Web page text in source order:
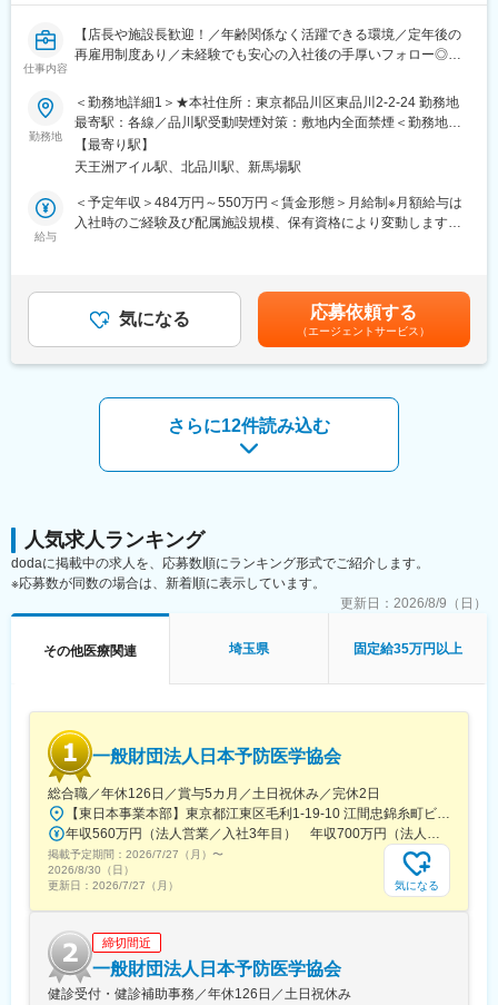
・本社への出社はほぼなく、リハビリを導入している施設（有料
老人ホーム）への訪問がメインになります。※直行直帰可能です。
変更の範囲：会社の定める業務
入居者を支援。手厚い人員配置（基本2:1）を実施しています。
十分に確保。サービス品質向上に主体的に取り組める環境です。
■教育体制
異業種出身者向け専用研修や現場OJT、介護職員初任者研修取得
ます。
暇制度やスタッフルーム・仮眠室完備など働きやすさに配慮した
環境です。
■想定されるキャリアパス
■企業の特徴/魅力
“ご自身らしい生活”を支える理念を追求し、テクノロジー活用や柔
軟な働き方推進など時代に即した運営を実現しています。
介護付有料老人ホームの運営、独自の「ライフマネージャー」に
よるライフプラン提案、自律型エンタテインメントロボットやIT
システム導入による先進的な介護サービスを提供しています。
変更の範囲：会社の定める業務
仕事内容
【店長や施設長歓迎！／年齢関係なく活躍できる環境／定年後の
再雇用制度あり／未経験でも安心の入社後の手厚いフォロー◎／
経営体制】
【業務内容】
当社の運営する有料老人ホーム・サービス付き高齢者向け住宅の
施設長をお任せします。施設長同士の横のつながりや、ICTによる
業務効率化により、介護未経験の方でも安心してキャッチアップ
していける環境です！
・ご家族さまへの連絡・相談・契約
・従業員の人事評価、面談
・病院・関係機関からの相談獲得
・新規施設開設時の入居者誘致活動
・地域イベントの開催（夏祭り・お遊戯会等）
【当社で務めるやりがい】
す。
＜具体的な取り組み＞
・パイロットとして長い間勤務されていた入居者様の、「羽田空
港にもう一度行ってみたい」という要望を叶え、思い出の場所で
ある羽田空港にお連れしたことがあります！
他にも沖縄旅行やカラオケ大会など、入居者様おひとりでは実現
は当社ならではのやりがいです！
【入社後の流れ／手厚い研修内容】
■入社後は6か月かけて1都3県のエリアの施設を回り、施設の雰囲
気を知っていただきます。また、その間に渉外活動や介護の専門
知識、労務管理や請求関係の知識など仕事に必要なスキルのキャ
ッチアップを行っていただきます。その後、本人の適性や居住
地、会社の人員配置など様々な要素を鑑みて配属先を決定いたし
ます。
2017年7月に施設長給与体系の大幅見直しを行い、年間想定給与
がベテラン施設長で660万円と、他業界の管理職と比較しても遜
色のない水準に引き上げました。介護業界の仕事＝「賃金が安
く、仕事がきつい」という根深いイメージを覆し、他業界の優秀
勤務地
＜勤務地詳細1＞★本社住所：東京都品川区東品川2-2-24 勤務地
最寄駅：各線／品川駅受動喫煙対策：敷地内全面禁煙＜勤務地詳
細2＞一都三県の事業所住所：東京都／千葉県／埼玉県／神奈川県
のいずれか施設にご希望や適性を鑑みて配属します。 受動喫煙対
【最寄り駅】
天王洲アイル駅、北品川駅、新馬場駅
給与
＜予定年収＞484万円～550万円＜賃金形態＞月給制※月額給与は
入社時のご経験及び配属施設規模、保有資格により変動します＜
425,000円（一律手当を含む）＜昇給有無＞有＜残業手当＞有＜
給与補足＞■賞与：2回■年収モデル◇介護業界管理者未経験の
方・小規模施設の場合 484万円・中規模施設の場合 490万円・
大規模施設の場合 496万円◇介護業界管理者経験の方：・小規
設の場合 558万円賃金はあくまでも目安の金額であり、選考を
通じて上下する可能性があります。月給(月額)は固定手当を含めた
気になる 応募依頼する
（エージェントサービス）
さらに12件読み込む
人気求人ランキング
dodaに掲載中の求人を、応募数順にランキング形式でご紹介します。
※応募数が同数の場合は、新着順に表示しています。
更新日： 2026/8/9（日）
その他医療関連 埼玉県 固定給35万円以上
一般財団法人日本予防医学協会
総合職／年休126日／賞与5カ月／土日祝休み／完休2日
【東日本事業本部】東京都江東区毛利1-19-10 江間忠錦糸町ビル※訪問先からの直行直帰が可能です！＜アクセス＞・JR総武線（快速・各駅停車）／東京メトロ半蔵門線 錦糸町駅より徒歩5分・東京メトロ半蔵門線／都営新宿線 住吉駅より徒歩5分※受動喫煙対策:屋内全面禁煙
年収560万円（法人営業／入社3年目） 年収700万円（法人営業・チームリーダー／入社5年目）
掲載予定期間： 2026/7/27（月） 〜
2026/8/30（日）
更新日： 2026/7/27（月） 気になる
締切間近
一般財団法人日本予防医学協会
健診受付・健診補助事務／年休126日／土日祝休み